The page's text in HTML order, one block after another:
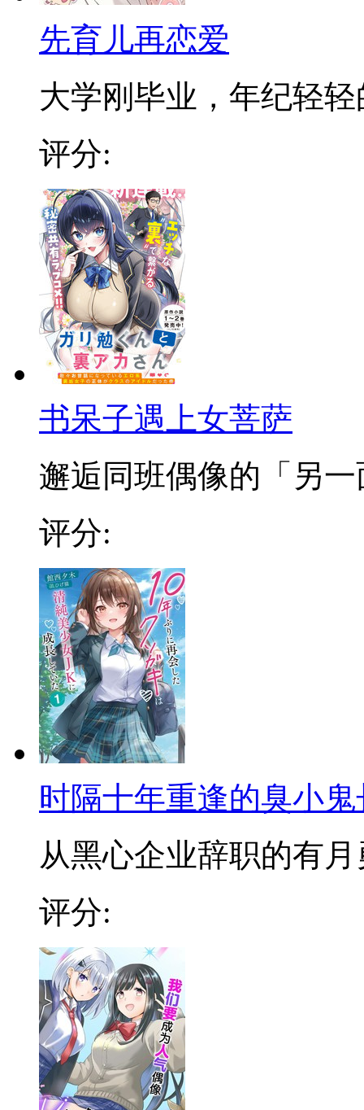
先育儿再恋爱
大学刚毕业，年纪轻轻
评分:
书呆子遇上女菩萨
邂逅同班偶像的「另一
评分:
时隔十年重逢的臭小
从黑心企业辞职的有月
评分: